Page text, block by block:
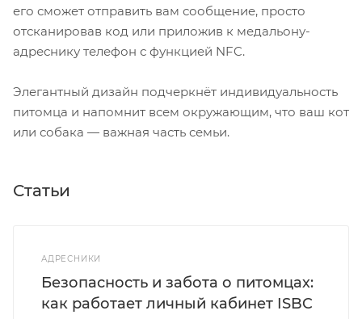
его сможет отправить вам сообщение, просто
отсканировав код или приложив к медальону-
адреснику телефон с функцией NFC.
Элегантный дизайн подчеркнёт индивидуальность
питомца и напомнит всем окружающим, что ваш кот
или собака — важная часть семьи.
Статьи
АДРЕСНИКИ
Безопасность и забота о питомцах:
как работает личный кабинет ISBC